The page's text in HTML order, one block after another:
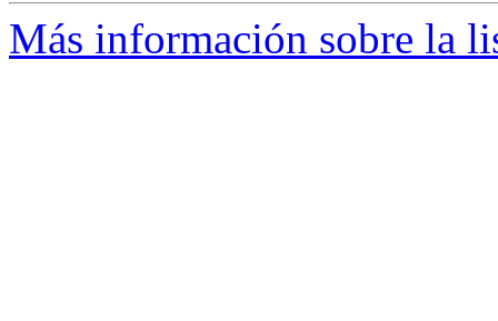
Más información sobre la